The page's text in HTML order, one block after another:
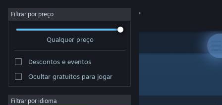
Iniciar sessão
Sobre
Filtrar por preço
Qualquer preço
Descontos e eventos
Ocultar gratuitos para jogar
Filtrar por idioma
Desenvolvedor: Unbroken Studios